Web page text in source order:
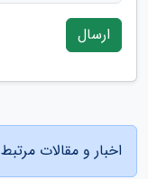
ارسال
اخبار و مقالات مرتبط